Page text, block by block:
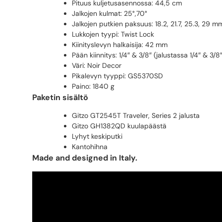
Pituus kuljetusasennossa: 44,5 cm
Jalkojen kulmat: 25°,70°
Jalkojen putkien paksuus: 18.2, 21.7, 25.3, 29
Lukkojen tyypi: Twist Lock
Kiinityslevyn halkaisija: 42 mm
Pään kiinnitys: 1/4″ & 3/8″ (jalustassa 1/4″ & 3/
Väri: Noir Decor
Pikalevyn tyyppi: GS5370SD
Paino: 1840 g
Paketin sisältö
Gitzo GT2545T Traveler, Series 2 jalusta
Gitzo GH1382QD kuulapäästä
Lyhyt keskiputki
Kantohihna
Made and designed in Italy.